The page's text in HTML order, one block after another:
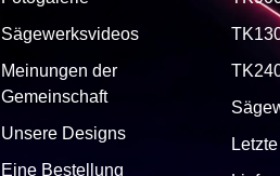
Sägewerksvideos
Meinungen der
Gemeinschaft
Unsere Designs
Eine Bestellung